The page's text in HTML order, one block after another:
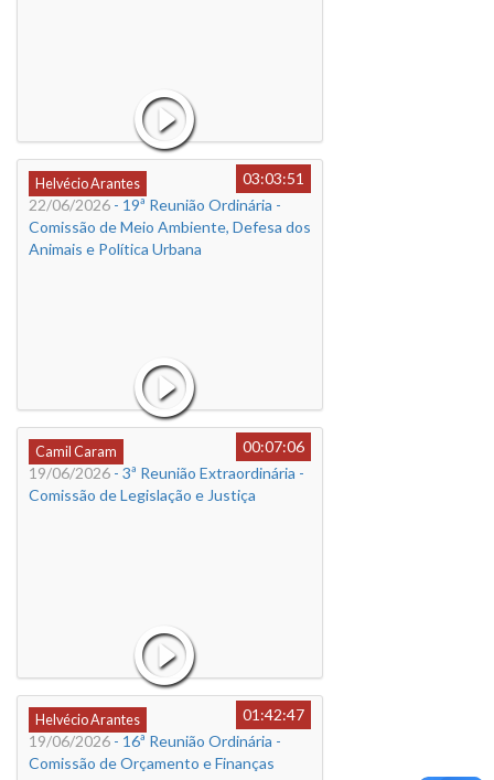
Helvécio Arantes
03:03:51
22/06/2026 - 19ª Reunião Ordinária -
Comissão de Meio Ambiente, Defesa dos
Animais e Política Urbana
Camil Caram
00:07:06
19/06/2026 - 3ª Reunião Extraordinária -
Comissão de Legislação e Justiça
Helvécio Arantes
01:42:47
19/06/2026 - 16ª Reunião Ordinária -
Comissão de Orçamento e Finanças